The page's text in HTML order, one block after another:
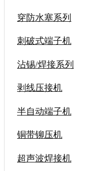
穿防水塞系列
刺破式端子机
沾锡/焊接系列
剥线压接机
半自动端子机
铜带铆压机
超声波焊接机